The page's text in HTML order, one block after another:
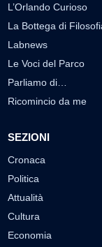
L’Orlando Curioso
La Bottega di
Labnews
Le Voci del Parco
Parliamo di…
Ricomincio da me
SEZIONI
Cronaca
Politica
Attualità
Cultura
Economia